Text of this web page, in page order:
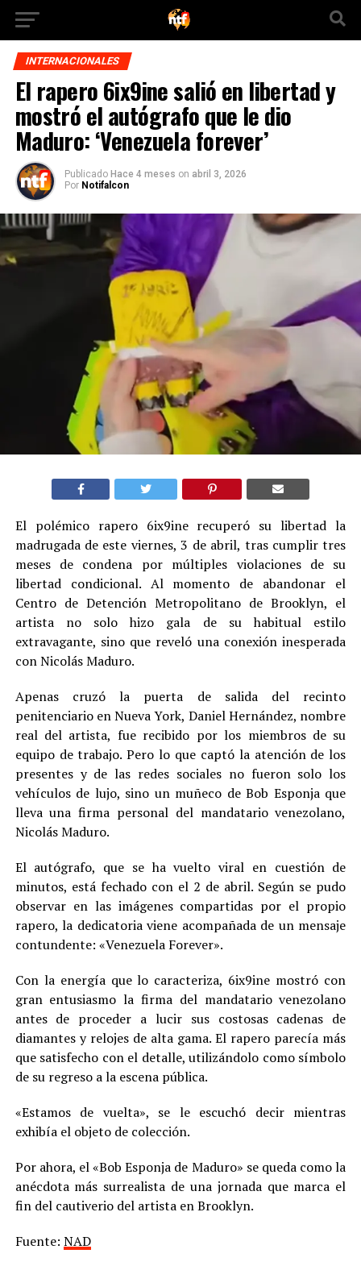
INTERNACIONALES
El rapero 6ix9ine salió en libertad y
mostró el autógrafo que le dio
Maduro: ‘Venezuela forever’
Publicado Hace 4 meses on abril 3, 2026
Por Notifalcon
El polémico rapero 6ix9ine recuperó su libertad la
madrugada de este viernes, 3 de abril, tras cumplir tres
meses de condena por múltiples violaciones de su
libertad condicional. Al momento de abandonar el
Centro de Detención Metropolitano de Brooklyn, el
artista no solo hizo gala de su habitual estilo
extravagante, sino que reveló una conexión inesperada
con Nicolás Maduro.
Apenas cruzó la puerta de salida del recinto
penitenciario en Nueva York, Daniel Hernández, nombre
real del artista, fue recibido por los miembros de su
equipo de trabajo. Pero lo que captó la atención de los
presentes y de las redes sociales no fueron solo los
vehículos de lujo, sino un muñeco de Bob Esponja que
lleva una firma personal del mandatario venezolano,
Nicolás Maduro.
El autógrafo, que se ha vuelto viral en cuestión de
minutos, está fechado con el 2 de abril. Según se pudo
observar en las imágenes compartidas por el propio
rapero, la dedicatoria viene acompañada de un mensaje
contundente: «Venezuela Forever».
Con la energía que lo caracteriza, 6ix9ine mostró con
gran entusiasmo la firma del mandatario venezolano
antes de proceder a lucir sus costosas cadenas de
diamantes y relojes de alta gama. El rapero parecía más
que satisfecho con el detalle, utilizándolo como símbolo
de su regreso a la escena pública.
«Estamos de vuelta», se le escuchó decir mientras
exhibía el objeto de colección.
Por ahora, el «Bob Esponja de Maduro» se queda como la
anécdota más surrealista de una jornada que marca el
fin del cautiverio del artista en Brooklyn.
Fuente: NAD